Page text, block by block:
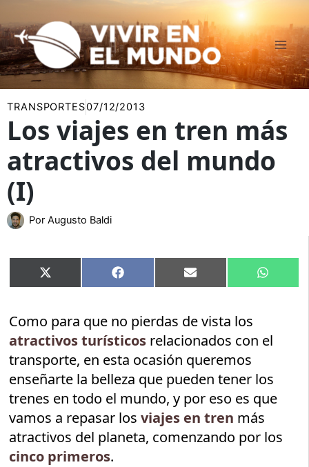
al
contenido
TRANSPORTES07/12/2013
Los viajes en tren más
atractivos del mundo
(I)
Por Augusto Baldi
Compartir
en
X
(Twitter)
Compartir
en
Facebook Compartir
en
Email
en
Como para que no pierdas de vista los
atractivos turísticos relacionados con el
transporte, en esta ocasión queremos
enseñarte la belleza que pueden tener los
trenes en todo el mundo, y por eso es que
vamos a repasar losviajes en tren más
atractivos del planeta, comenzando por los
cinco primeros.